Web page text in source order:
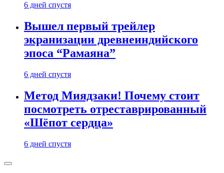
6 дней спустя
Вышел первый трейлер
экранизации древнеиндийского
эпоса “Рамаяна”
6 дней спустя
Метод Миядзаки! Почему стоит
посмотреть отреставрированный
«Шёпот сердца»
6 дней спустя